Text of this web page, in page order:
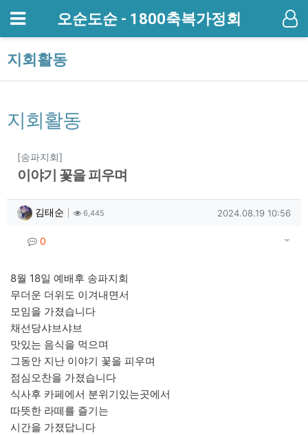
메뉴 오순도순 - 1800축복가정회
지회활동
지회활동
[송파지회]
이야기 꽃을 피우며
작성자 정보
김태순 작성6,445조회 작성일
2024.08.19 10:56
컨텐츠 정보
0 게시
본문
8월 18일 예배후 송파지회
무더운 더위도 이겨내면서
모임을 가졌습니다
채선당샤브샤브
맛있는 음식을 먹으며
그동안 지난 이야기 꽃을 피우며
점심오찬을 가졌습니다
식사후 카페에서 분위기있는곳에서
따뜻한 라떼를 즐기는
시간을 가졌답니다